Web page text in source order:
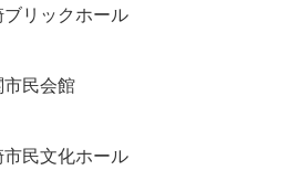
リックホール
市民会館
民文化ホール